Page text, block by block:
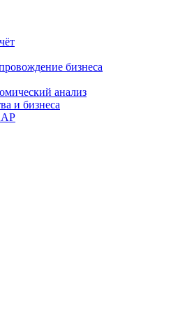
бизнеса
анализ
и бизнеса